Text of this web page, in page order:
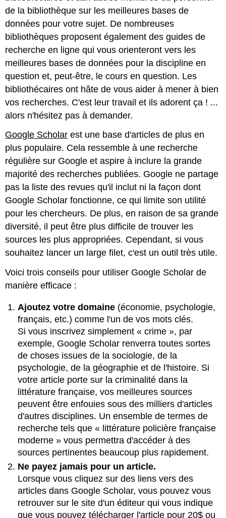
de la bibliothèque sur les meilleures bases de
données pour votre sujet. De nombreuses
bibliothèques proposent également des guides de
recherche en ligne qui vous orienteront vers les
meilleures bases de données pour la discipline en
question et, peut-être, le cours en question. Les
bibliothécaires ont hâte de vous aider à mener à bien
vos recherches. C'est leur travail et ils adorent ça ! ...
alors n'hésitez pas à demander.
Google Scholar est une base d'articles de plus en
plus populaire. Cela ressemble à une recherche
régulière sur Google et aspire à inclure la grande
majorité des recherches publiées. Google ne partage
pas la liste des revues qu'il inclut ni la façon dont
Google Scholar fonctionne, ce qui limite son utilité
pour les chercheurs. De plus, en raison de sa grande
diversité, il peut être plus difficile de trouver les
sources les plus appropriées. Cependant, si vous
souhaitez lancer un large filet, c'est un outil très utile.
Voici trois conseils pour utiliser Google Scholar de
manière efficace :
Ajoutez votre domaine (économie, psychologie,
français, etc.) comme l'un de vos mots clés.
Si vous inscrivez simplement « crime », par
exemple, Google Scholar renverra toutes sortes
de choses issues de la sociologie, de la
psychologie, de la géographie et de l'histoire. Si
votre article porte sur la criminalité dans la
littérature française, vos meilleures sources
peuvent être enfouies sous des milliers d'articles
d'autres disciplines. Un ensemble de termes de
recherche tels que « littérature policière française
moderne » vous permettra d'accéder à des
sources pertinentes beaucoup plus rapidement.
Ne payez jamais pour un article.
Lorsque vous cliquez sur des liens vers des
articles dans Google Scholar, vous pouvez vous
retrouver sur le site d'un éditeur qui vous indique
que vous pouvez télécharger l'article pour 20$ ou